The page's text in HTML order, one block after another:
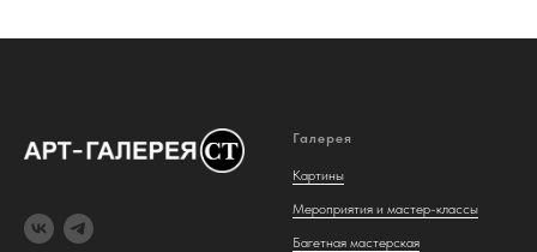
Галерея
Картины
Мероприятия и мастер-классы
Багетная мастерская